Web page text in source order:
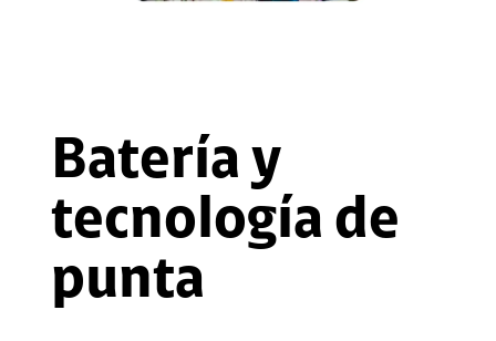
Batería y
tecnología de
punta